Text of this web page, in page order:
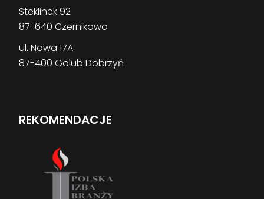
Steklinek 92
87-640 Czernikowo
ul. Nowa 17A
87-400 Golub Dobrzyń
REKOMENDACJE